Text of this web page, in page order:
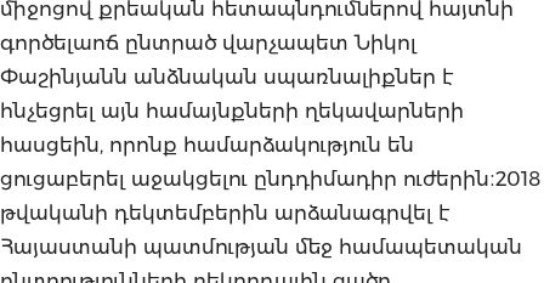
միջոցով քրեական հետապնդումներով հայտնի
գործելաոճ ընտրած վարչապետ Նիկոլ
Փաշինյանն անձնական սպառնալիքներ է
հնչեցրել այն համայնքների ղեկավարների
հասցեին, որոնք համարձակություն են
ցուցաբերել աջակցելու ընդդիմադիր ուժերին։2018
թվականի դեկտեմբերին արձանագրվել է
Հայաստանի պատմության մեջ համապետական